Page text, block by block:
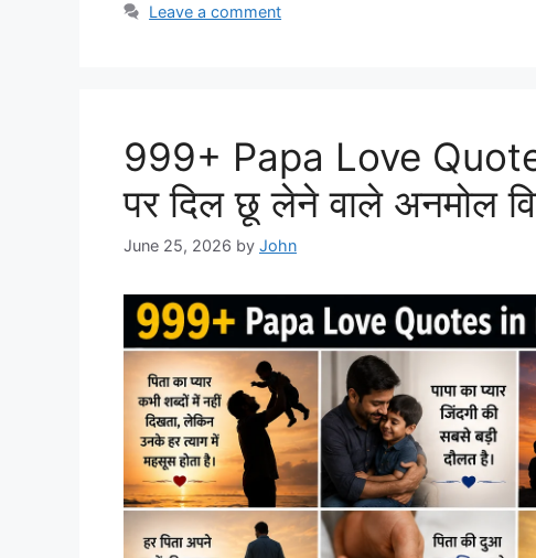
Leave a comment
999+ Papa Love
पर दिल छू लेने वाले अनमोल
June 25, 2026 by John